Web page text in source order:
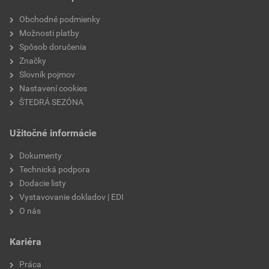
odolnosť proti nárazu
pevnosť v ťahu pozdĺžne
pevnosť v ťahu priečne
odolnosť proti stekaniu
typ
ochrana proti radónu
výstužná vložka
Obchodné podmienky
Možnosti platby
Spôsob doručenia
Značky
Slovník pojmov
Nastavení cookies
ŠTEDRÁ SEZÓNA
Užitočné informácie
Dokumenty
Technická podpora
Dodacie listy
Vystavovanie dokladov | EDI
O nás
Kariéra
Práca